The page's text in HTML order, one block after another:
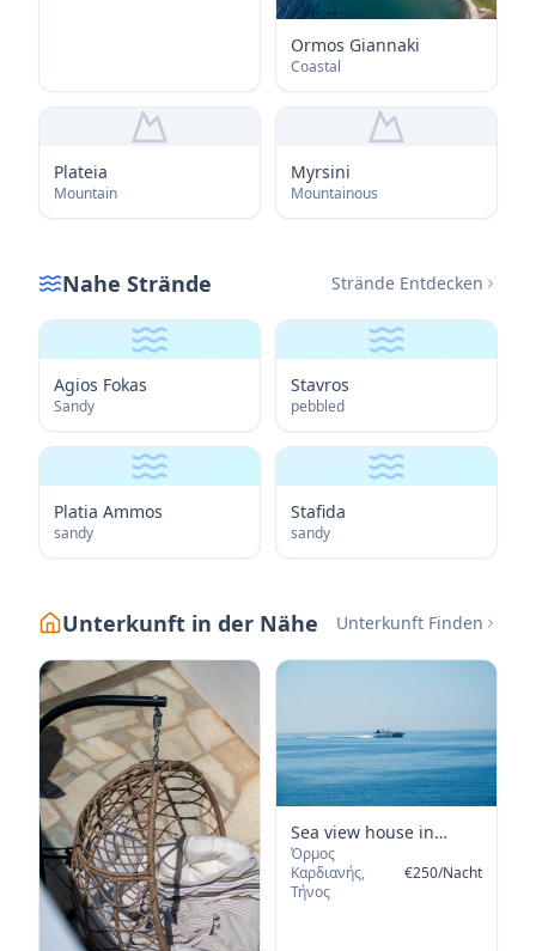
Ormos Giannaki
Coastal
Plateia
Mountain
Myrsini
Mountainous
Nahe Strände Strände Entdecken
Agios Fokas
Sandy
Stavros
pebbled
Platia Ammos
sandy
Stafida
sandy
Unterkunft in der Nähe Unterkunft Finden
Sea view house in
Ormos Giannaki
Όρμος
Καρδιανής,
Τήνος
€250/Nacht